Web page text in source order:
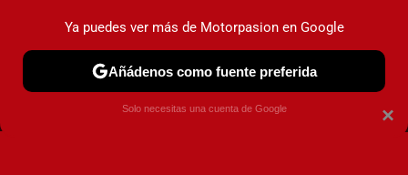
CAMBIO DE ACEITE AIRE ACONDICIONADO ×
Ya puedes ver más de Motorpasion en Google
Añádenos como fuente preferida
Solo necesitas una cuenta de Google